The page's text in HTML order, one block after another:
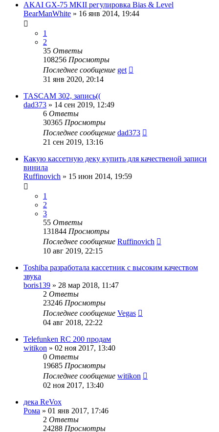
AKAI GX-75 MKII регулировка Bias & Level
BearManWhite » 16 янв 2014, 19:44
1
2
35 Ответы
108256 Просмотры
Последнее сообщение get
31 янв 2020, 20:14
TASCAM 302, запись((
dad373 » 14 сен 2019, 12:49
6 Ответы
30365 Просмотры
Последнее сообщение dad373
21 сен 2019, 13:16
Какую кассетную деку купить для качественой записи
винила
Ruffinovich » 15 июн 2014, 19:59
1
2
3
55 Ответы
131844 Просмотры
Последнее сообщение Ruffinovich
10 авг 2019, 22:15
Toshiba разработала кассетник с высоким качеством
звука
boris139 » 28 мар 2018, 11:47
2 Ответы
23246 Просмотры
Последнее сообщение Vegas
04 авг 2018, 22:22
Telefunken RC 200 продам
witikon » 02 ноя 2017, 13:40
0 Ответы
19685 Просмотры
Последнее сообщение witikon
02 ноя 2017, 13:40
дека ReVox
Рома » 01 янв 2017, 17:46
2 Ответы
24288 Просмотры